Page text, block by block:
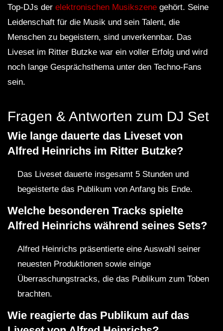
Top-DJs der elektronischen Musikszene gehört. Seine
Leidenschaft für die Musik und sein Talent, die
Menschen zu begeistern, sind unverkennbar. Das
Liveset im Ritter Butzke war ein voller Erfolg und wird
noch lange Gesprächsthema unter den Techno-Fans
sein.
Fragen & Antworten zum DJ Set
Wie lange dauerte das Liveset von
Alfred Heinrichs im Ritter Butzke?
Das Liveset dauerte insgesamt 5 Stunden und
begeisterte das Publikum von Anfang bis Ende.
Welche besonderen Tracks spielte
Alfred Heinrichs während seines Sets?
Alfred Heinrichs präsentierte eine Auswahl seiner
neuesten Produktionen sowie einige
Überraschungstracks, die das Publikum zum Toben
brachten.
Wie reagierte das Publikum auf das